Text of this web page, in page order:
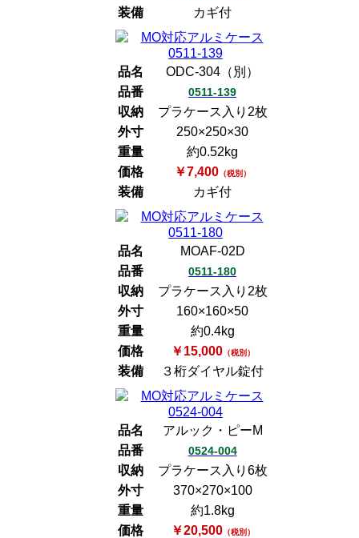
装備 カギ付
品名
ODC-304（別）
品番
0511-139
収納
プラケース入り2枚
外寸
250×250×30
重量
約0.52kg
価格
￥7,400 （税別）
装備 カギ付
品名
MOAF-02D
品番
0511-180
収納
プラケース入り2枚
外寸
160×160×50
重量
約0.4kg
価格
￥15,000（税別）
装備 ３桁ダイヤル錠付
品名
アルック・ピーM
品番
0524-004
収納
プラケース入り6枚
外寸
370×270×100
重量
約1.8kg
価格
￥20,500（税別）